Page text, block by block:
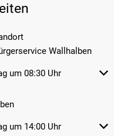
Wallhalben
um weitere Öffnungs-
um 08:30 Uhr
um weitere Öffnungs-
um 14:00 Uhr